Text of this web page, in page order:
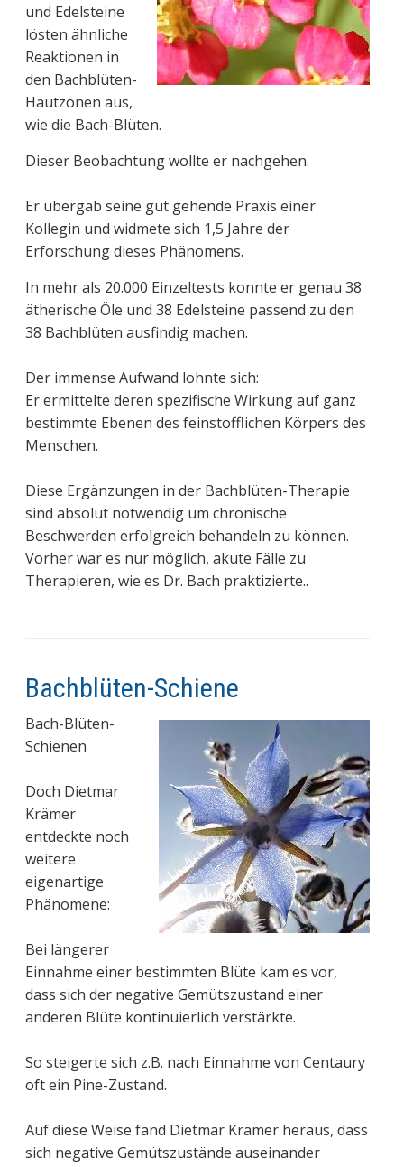
und Edelsteine
lösten ähnliche
Reaktionen in
den Bachblüten-
Hautzonen aus,
wie die Bach-Blüten.
Dieser Beobachtung wollte er nachgehen.
Er übergab seine gut gehende Praxis einer
Kollegin und widmete sich 1,5 Jahre der
Erforschung dieses Phänomens.
In mehr als 20.000 Einzeltests konnte er genau 38
ätherische Öle und 38 Edelsteine passend zu den
38 Bachblüten ausfindig machen.
Der immense Aufwand lohnte sich:
Er ermittelte deren spezifische Wirkung auf ganz
bestimmte Ebenen des feinstofflichen Körpers des
Menschen.
Diese Ergänzungen in der Bachblüten-Therapie
sind absolut notwendig um chronische
Beschwerden erfolgreich behandeln zu können.
Vorher war es nur möglich, akute Fälle zu
Therapieren, wie es Dr. Bach praktizierte..
Bachblüten-Schiene
Bach-Blüten-
Schienen
Doch Dietmar
Krämer
entdeckte noch
weitere
eigenartige
Phänomene:
Bei längerer
Einnahme einer bestimmten Blüte kam es vor,
dass sich der negative Gemütszustand einer
anderen Blüte kontinuierlich verstärkte.
So steigerte sich z.B. nach Einnahme von Centaury
oft ein Pine-Zustand.
Auf diese Weise fand Dietmar Krämer heraus, dass
sich negative Gemütszustände auseinander